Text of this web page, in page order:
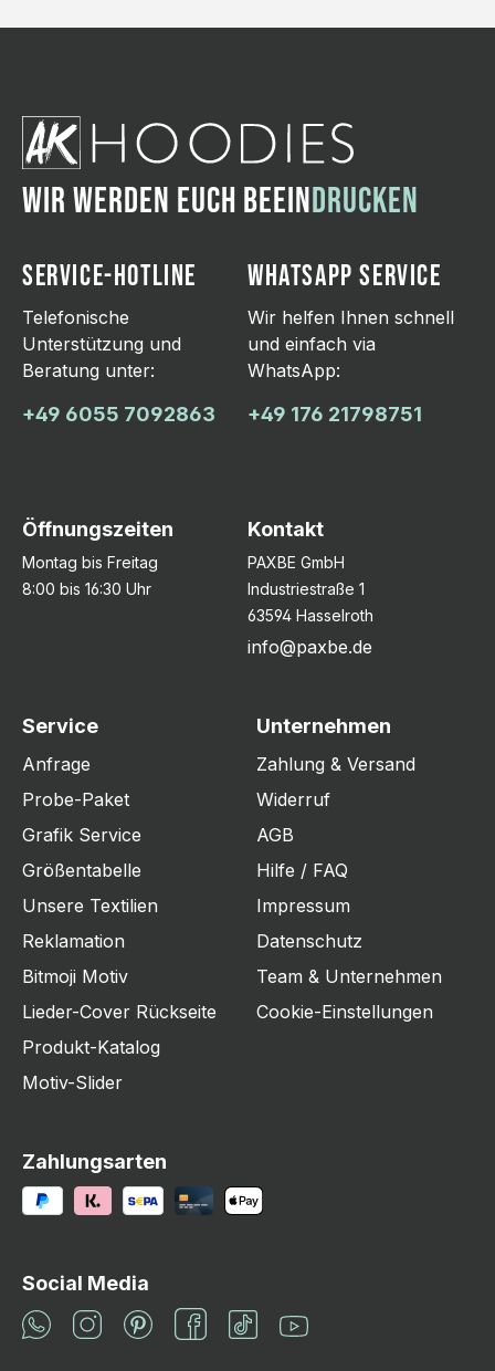
WIR WERDEN EUCH BEEINDRUCKEN
SERVICE-HOTLINE
Telefonische
Unterstützung und
Beratung unter:
+49 6055 7092863
WHATSAPP SERVICE
Wir helfen Ihnen schnell
und einfach via
WhatsApp:
+49 176 21798751
Öffnungszeiten
Montag bis Freitag
8:00 bis 16:30 Uhr
Kontakt
PAXBE GmbH
Industriestraße 1
63594 Hasselroth
info@paxbe.de
Service
Anfrage
Probe-Paket
Grafik Service
Größentabelle
Unsere Textilien
Reklamation
Bitmoji Motiv
Lieder-Cover Rückseite
Produkt-Katalog
Motiv-Slider
Unternehmen
Zahlung & Versand
Widerruf
AGB
Hilfe / FAQ
Impressum
Datenschutz
Team & Unternehmen
Cookie-Einstellungen
Zahlungsarten
Social Media